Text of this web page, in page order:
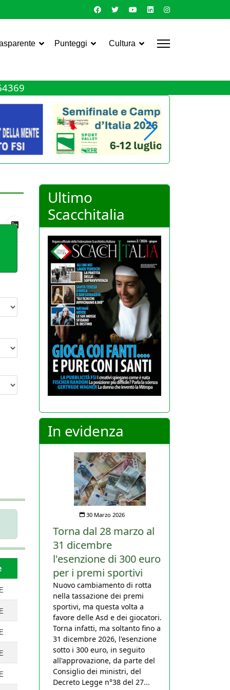
Punteggi Cultura
Ultimo
Scacchitalia
In evidenza
30 Marzo 2026
Torna dal 28 marzo al
31 dicembre
l'esenzione di 300 euro
per i premi sportivi
Nuovo cambiamento di rotta
nella tassazione dei premi
sportivi, ma questa volta a
favore delle Asd e dei giocatori.
Torna infatti, ma soltanto fino al
31 dicembre 2026, l'esenzione
sotto i 300 euro, in seguito
all'approvazione, da parte del
Consiglio dei ministri, del
Decreto Legge n°38 del 27...